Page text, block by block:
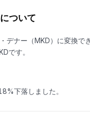
ついて
デナー（MKD）に変換で
です。
下落しました。